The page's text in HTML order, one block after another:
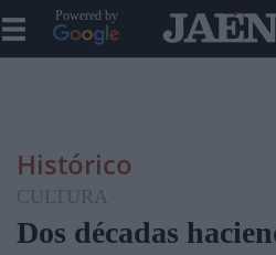
Powered by
Histórico
CULTURA
Dos décadas